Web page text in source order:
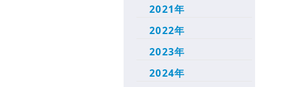
2021年
2022年
2023年
2024年